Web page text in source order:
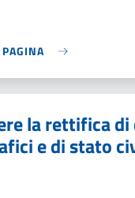
la rettifica
e di stato